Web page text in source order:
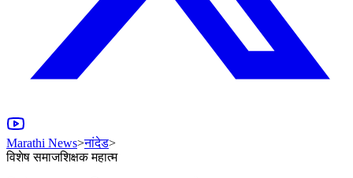
Marathi News>नांदेड>
विशेष समाजशिक्षक महात्म